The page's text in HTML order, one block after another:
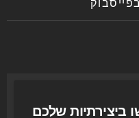
ביצירתיות שלכם